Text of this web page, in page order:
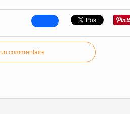
commentaire